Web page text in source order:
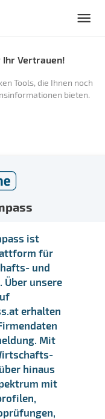
Vertrauen!
Tools, die Ihnen noch
bieten.
ist
für
und
unsere
erhalten
Mit
hinaus
mit